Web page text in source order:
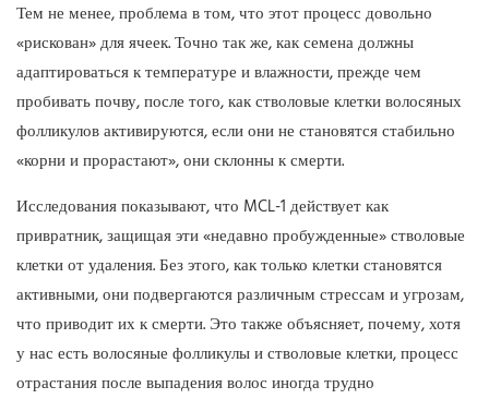
Тем не менее, проблема в том, что этот процесс довольно
«рискован» для ячеек. Точно так же, как семена должны
адаптироваться к температуре и влажности, прежде чем
пробивать почву, после того, как стволовые клетки волосяных
фолликулов активируются, если они не становятся стабильно
«корни и прорастают», они склонны к смерти.
Исследования показывают, что MCL-1 действует как
привратник, защищая эти «недавно пробужденные» стволовые
клетки от удаления. Без этого, как только клетки становятся
активными, они подвергаются различным стрессам и угрозам,
что приводит их к смерти. Это также объясняет, почему, хотя
у нас есть волосяные фолликулы и стволовые клетки, процесс
отрастания после выпадения волос иногда трудно